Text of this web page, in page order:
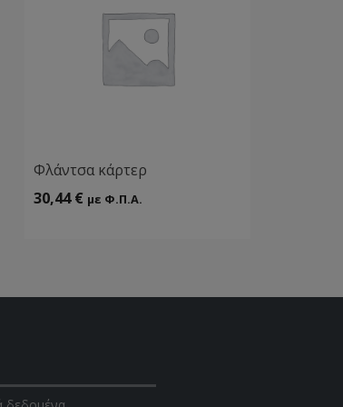
Φλάντσα κάρτερ
30,44€ με Φ.Π.Α.